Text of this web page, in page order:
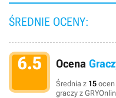
ŚREDNIE OCENY:
6.5 Ocena
Średnia z 15
graczy z